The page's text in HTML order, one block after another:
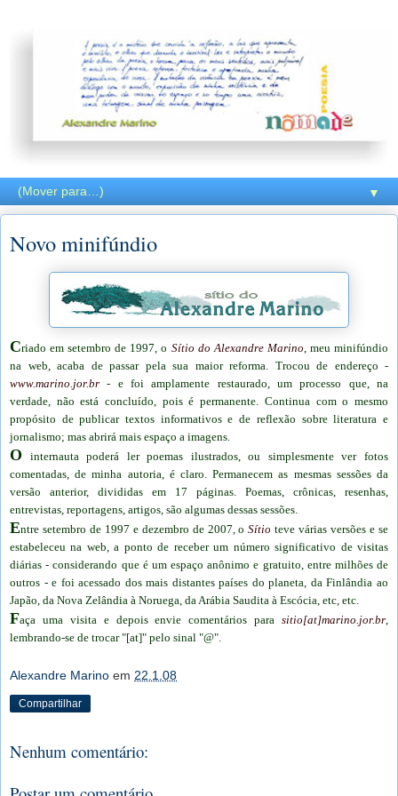
▼
Novo minifúndio
Criado em setembro de 1997, o Sítio do Alexandre Marino , meu minifúndio
na web, acaba de passar pela sua maior reforma. Trocou de endereço -
www.marino.jor.br - e foi amplamente restaurado, um processo que, na
verdade, não está concluído, pois é permanente. Continua com o mesmo
propósito de publicar textos informativos e de reflexão sobre literatura e
jornalismo; mas abrirá mais espaço a imagens.
O internauta poderá ler poemas ilustrados, ou simplesmente ver fotos
comentadas, de minha autoria, é claro. Permanecem as mesmas sessões da
versão anterior, divididas em 17 páginas. Poemas, crônicas, resenhas,
entrevistas, reportagens, artigos, são algumas dessas sessões.
Entre setembro de 1997 e dezembro de 2007, oSítio teve várias versões e se
estabeleceu na web, a ponto de receber um número significativo de visitas
diárias - considerando que é um espaço anônimo e gratuito, entre milhões de
outros - e foi acessado dos mais distantes países do planeta, da Finlândia ao
Japão, da Nova Zelândia à Noruega, da Arábia Saudita à Escócia, etc, etc.
Faça uma visita e depois envie comentários para sitio[at]marino.jor.br
lembrando-se de trocar "[at]" pelo sinal "@".
Alexandre Marino em 22.1.08
Compartilhar
Nenhum comentário: